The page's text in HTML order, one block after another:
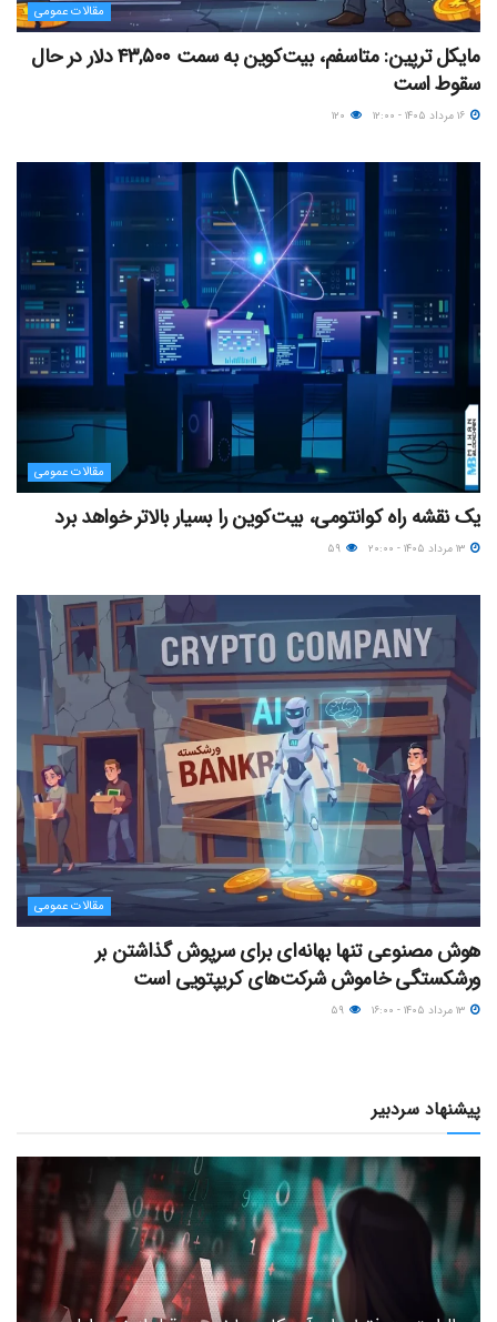
مقالات عمومی
مایکل ترپین: متاسفم، بیت‌کوین به سمت ۴۳,۵۰۰ دلار در حال
سقوط است
مقالات عمومی
یک نقشه راه کوانتومی، بیت‌کوین را بسیار بالاتر خواهد برد
مقالات عمومی
هوش مصنوعی تنها بهانه‌ای برای سرپوش گذاشتن بر
ورشکستگی خاموش شرکت‌های کریپتویی است
پیشنهاد سردبیر